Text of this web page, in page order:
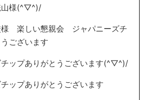
山様(^▽^)/
様 楽しい懇親会 ジャパニーズチ
ございます
チップありがとうございます(^▽^)/
ップありがとうございます